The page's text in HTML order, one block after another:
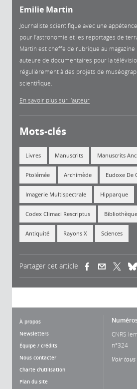
Emilie Martin
Journaliste scientifique avec une
pour l’astronomie et les reportages de
Martin est cheffe de rubrique au magazine
auteure de documentaires pour la
régulièrement à des projets de
scientifique.
En savoir plus sur l'auteur
Mots-clés
Livres Manuscrits Manuscrits
Ptolémée Archimède Eudoxe De
Imagerie Multispectrale Hipparque
Codex Climaci Rescriptus Bibliothèque
Antiquité Rayons X Sciences
Partager cet article (link is
À propos
Newsletters
Équipe / crédits
Nous contacter
Charte d'utilisation
Plan du site
CNRS
n°324
Voir tous